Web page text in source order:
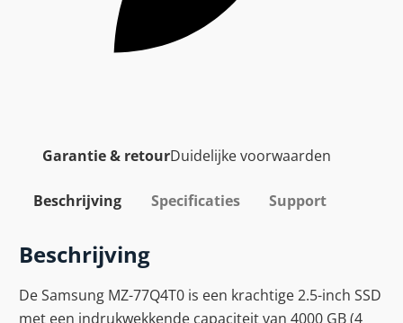
Garantie & retourDuidelijke voorwaarden
Beschrijving Specificaties Support
Beschrijving
De Samsung MZ-77Q4T0 is een krachtige 2.5-inch SSD
met een indrukwekkende capaciteit van 4000 GB (4